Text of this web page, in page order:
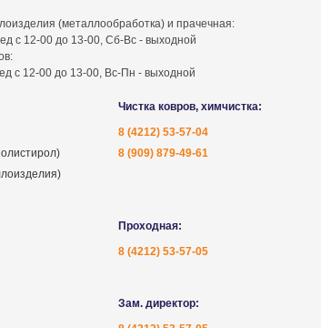
(металлообработка) и прачечная:
с 12-00 до 13-00, Сб-Вс - выходной
с 12-00 до 13-00, Вс-Пн - выходной
Чистка ковров, химчистка:
8 (4212) 53-57-04
8 (909) 879-49-61
Проходная:
8 (4212) 53-57-05
Зам. директор: